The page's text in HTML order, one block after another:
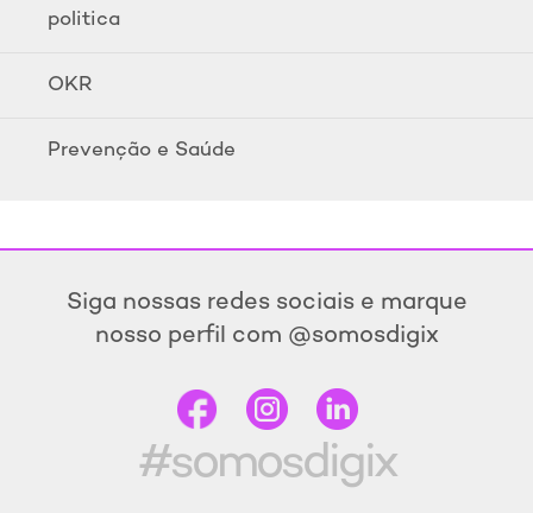
politica
OKR
Prevenção e Saúde
Siga nossas redes sociais e marque
nosso perfil com @somosdigix
#somosdigix